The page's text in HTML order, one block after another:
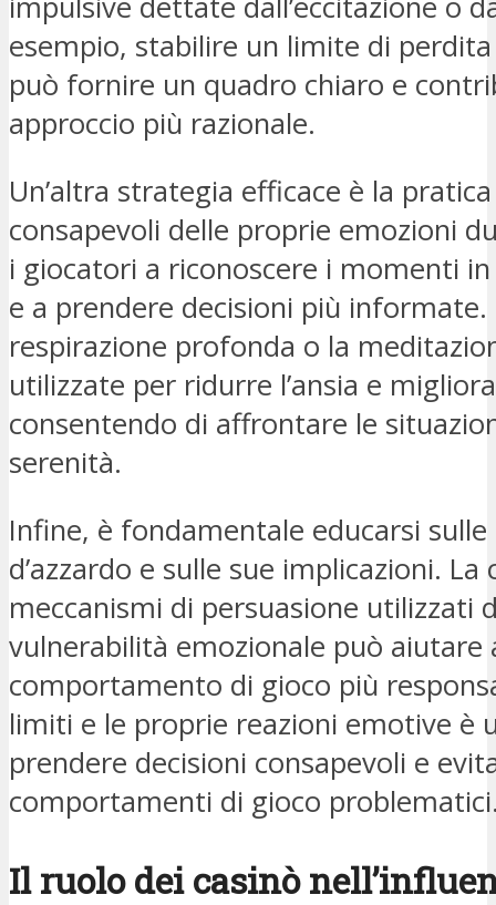
esempio, stabilire un limite di
può fornire un quadro chiaro e
approccio più razionale.
Un’altra strategia efficace è la
consapevoli delle proprie emozioni
i giocatori a riconoscere i momenti
e a prendere decisioni più informate.
respirazione profonda o la
utilizzate per ridurre l’ansia e
consentendo di affrontare le
serenità.
Infine, è fondamentale educarsi
d’azzardo e sulle sue implicazioni. La
meccanismi di persuasione utilizzati
vulnerabilità emozionale può aiutare
comportamento di gioco più
limiti e le proprie reazioni emotive è
prendere decisioni consapevoli e
comportamenti di gioco
Il ruolo dei casinò